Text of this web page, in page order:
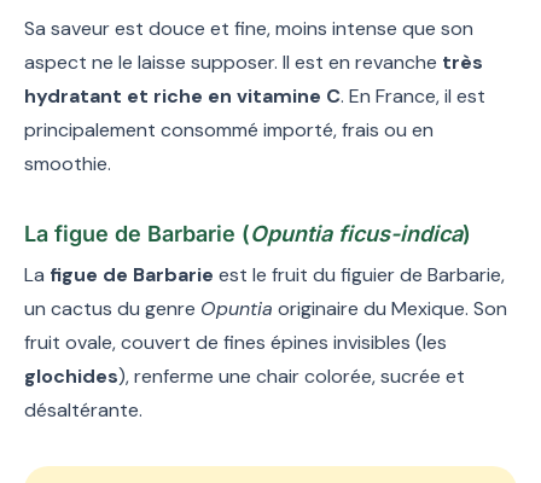
Sa saveur est douce et fine, moins intense que son
aspect ne le laisse supposer. Il est en revanche très
hydratant et riche en vitamine C. En France, il est
principalement consommé importé, frais ou en
smoothie.
La figue de Barbarie (Opuntia ficus-indica)
La figue de Barbarie est le fruit du figuier de Barbarie,
un cactus du genre Opuntia originaire du Mexique. Son
fruit ovale, couvert de fines épines invisibles (les
glochides), renferme une chair colorée, sucrée et
désaltérante.